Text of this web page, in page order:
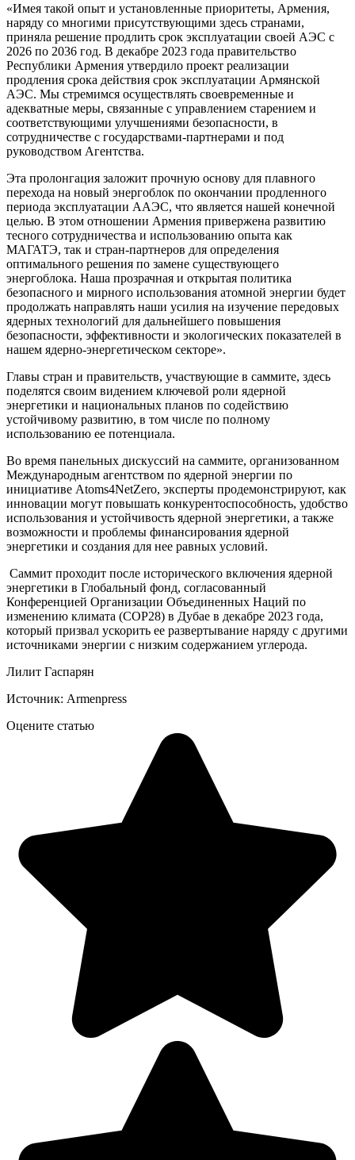
«Имея такой опыт и установленные приоритеты, Армения,
наряду со многими присутствующими здесь странами,
приняла решение продлить срок эксплуатации своей АЭС с
2026 по 2036 год. В декабре 2023 года правительство
Республики Армения утвердило проект реализации
продления срока действия срок эксплуатации Армянской
АЭС. Мы стремимся осуществлять своевременные и
адекватные меры, связанные с управлением старением и
соответствующими улучшениями безопасности, в
сотрудничестве с государствами-партнерами и под
руководством Агентства.
Эта пролонгация заложит прочную основу для плавного
перехода на новый энергоблок по окончании продленного
периода эксплуатации ААЭС, что является нашей конечной
целью. В этом отношении Армения привержена развитию
тесного сотрудничества и использованию опыта как
МАГАТЭ, так и стран-партнеров для определения
оптимального решения по замене существующего
энергоблока. Наша прозрачная и открытая политика
безопасного и мирного использования атомной энергии будет
продолжать направлять наши усилия на изучение передовых
ядерных технологий для дальнейшего повышения
безопасности, эффективности и экологических показателей в
нашем ядерно-энергетическом секторе».
Главы стран и правительств, участвующие в саммите, здесь
поделятся своим видением ключевой роли ядерной
энергетики и национальных планов по содействию
устойчивому развитию, в том числе по полному
использованию ее потенциала.
Во время панельных дискуссий на саммите, организованном
Международным агентством по ядерной энергии по
инициативе Atoms4NetZero, эксперты продемонстрируют, как
инновации могут повышать конкурентоспособность, удобство
использования и устойчивость ядерной энергетики, а также
возможности и проблемы финансирования ядерной
энергетики и создания для нее равных условий.
Саммит проходит после исторического включения ядерной
энергетики в Глобальный фонд, согласованный
Конференцией Организации Объединенных Наций по
изменению климата (COP28) в Дубае в декабре 2023 года,
который призвал ускорить ее развертывание наряду с другими
источниками энергии с низким содержанием углерода.
Лилит Гаспарян
Источник: Armenpress
Оцените статью